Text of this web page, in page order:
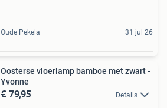
Oude Pekela 31 jul 26
Oosterse vloerlamp bamboe met zwart -
Yvonne
€ 79,95 Details